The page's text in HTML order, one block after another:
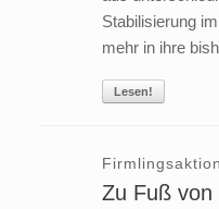
Stabilisierung
mehr in ihre
Lesen!
Firmlingsaktion
Zu Fuß von